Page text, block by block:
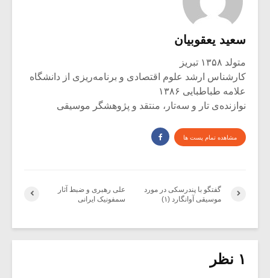
سعید یعقوبیان
متولد ۱۳۵۸ تبریز
کارشناس ارشد علوم اقتصادی و برنامه‌ریزی از دانشگاه
علامه طباطبایی ۱۳۸۶
نوازنده‌ی تار و سه‌تار، منتقد و پژوهشگر موسیقی
مشاهده تمام پست ها
علی رهبری و ضبط آثار
سمفونیک ایرانی
گفتگو با پندرسکی در مورد
موسیقی آوانگارد (۱)
۱ نظر